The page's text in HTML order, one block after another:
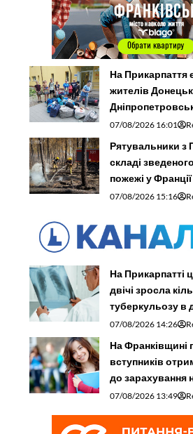
На Прикарпаття
жителів
07/08/2026 16:01
Рятувальники з
складі
пожежі у Франції
07/08/2026 15:16
На Прикарпатті
двічі зросла
туберкульозу в
07/08/2026 14:26
На Франківщині
вступників
до зарахування
07/08/2026 13:49